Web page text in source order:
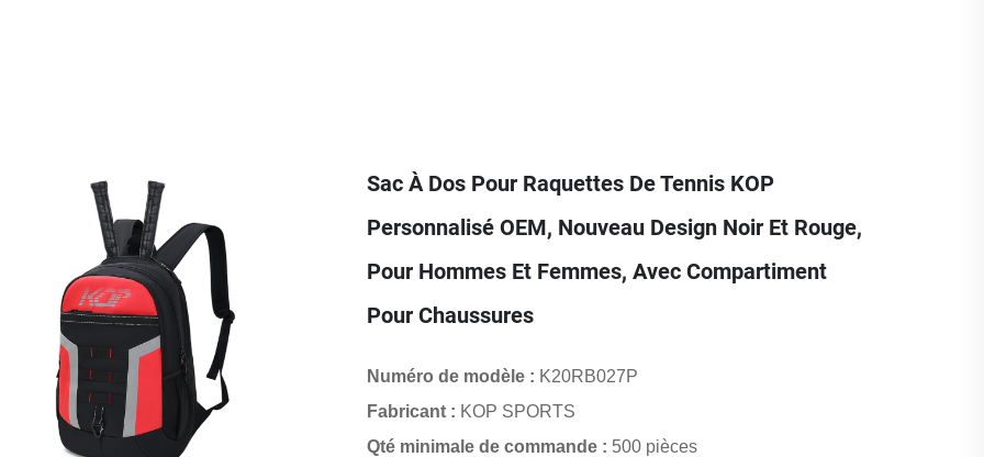
Sac À Dos Pour Raquettes De Tennis KOP
Personnalisé OEM, Nouveau Design Noir Et Rouge,
Pour Hommes Et Femmes, Avec Compartiment
Pour Chaussures
Numéro de modèle : K20RB027P
Fabricant : KOP SPORTS
Qté minimale de commande : 500 pièces